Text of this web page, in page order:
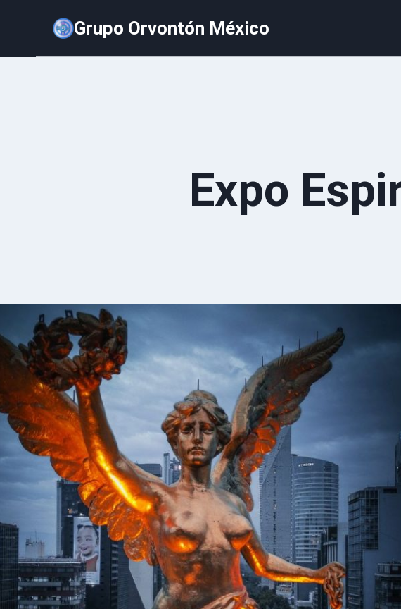
contenido
Grupo Orvontón México
Expo